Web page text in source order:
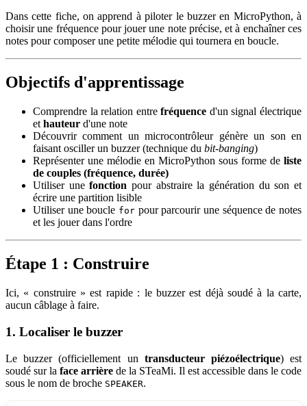
Dans cette fiche, on apprend à piloter le buzzer en MicroPython, à
choisir une fréquence pour jouer une note précise, et à enchaîner ces
notes pour composer une petite mélodie qui tournera en boucle.
Objectifs d'apprentissage
Comprendre la relation entrefréquence d'un signal électrique
et hauteur d'une note
Découvrir comment un microcontrôleur génère un son en
faisant osciller un buzzer (technique du bit-banging)
Représenter une mélodie en MicroPython sous forme de liste
de couples (fréquence, durée)
Utiliser unefonction pour abstraire la génération du son et
écrire une partition lisible
Utiliser une boucle for pour parcourir une séquence de notes
et les jouer dans l'ordre
Étape 1 : Construire
Ici, « construire » est rapide : le buzzer est déjà soudé à la carte,
aucun câblage à faire.
1. Localiser le buzzer
Le buzzer (officiellement un transducteur piézoélectrique) est
soudé sur la face arrière de la STeaMi. Il est accessible dans le code
sous le nom de broche SPEAKER.